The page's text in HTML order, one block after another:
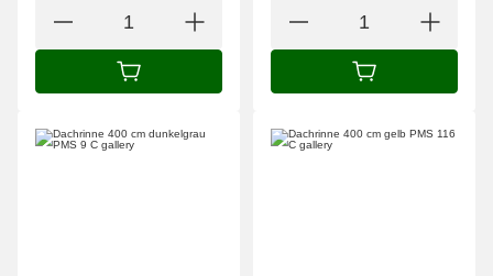
IN DEN WARENKORB IN DEN